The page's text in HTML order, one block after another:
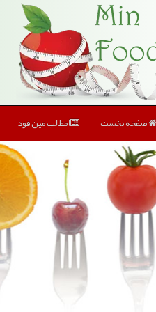
صفحه نخست مطالب مین فود